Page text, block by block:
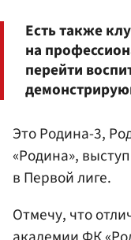
Есть также
на
перейти
Это Родина-3,
«Родина»,
в Первой лиге.
Отмечу, что